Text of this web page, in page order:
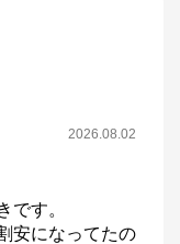
2026.08.02
です。
安になってたの